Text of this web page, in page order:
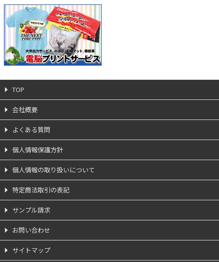
TOP
会社概要
よくある質問
個人情報保護方針
個人情報の取り扱いについて
特定商法取引の表記
サンプル請求
お問い合わせ
サイトマップ